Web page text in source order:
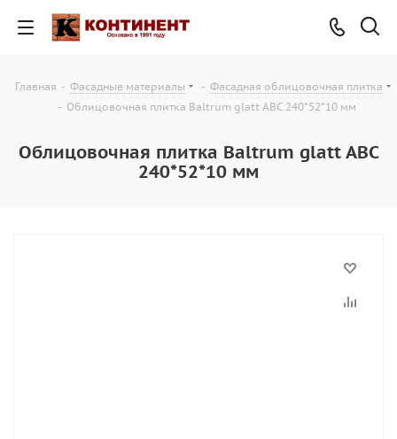
Главная - Фасадные материалы - Фасадная облицовочная плитка
- Облицовочная плитка Baltrum glatt ABC 240*52*10 мм
Облицовочная плитка Baltrum glatt ABC
240*52*10 мм